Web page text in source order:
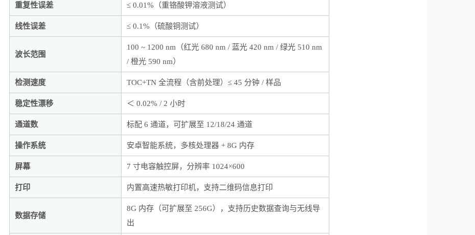
重复性误差 ≤ 0.01%（重铬酸钾溶液测试）
线性误差 ≤ 0.1%（硫酸铜测试）
波长范围
100 ~ 1200 nm（红光 680 nm / 蓝光 420 nm / 绿光 510 nm
/ 橙光 590 nm）
检测速度 TOC+TN 全流程（含前处理）≤ 45 分钟 / 样品
稳定性漂移 ＜ 0.02% / 2 小时
通道数 标配6 通道，可扩展至 12/18/24 通道
操作系统 安卓智能系统，多核处理器+ 8G 内存
屏幕 7 寸电容触控屏，分辨率 1024×600
打印 内置高速热敏打印机，支持二维码信息打印
数据存储
8G 内存（可扩展至 256G），支持历史数据查询与无线导
出